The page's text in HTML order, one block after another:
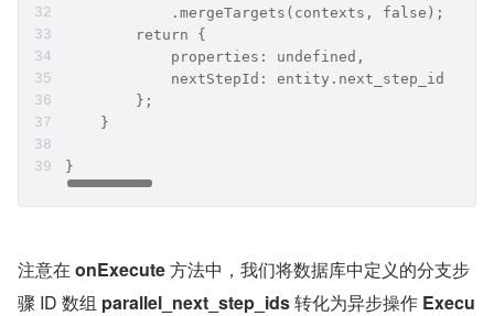
            .mergeTargets(contexts, false);
        return {
            properties: undefined,
            nextStepId: entity.next_step_id
        };
    }
}
注意在 onExecute 方法中，我们将数据库中定义的分支步
骤 ID 数组 parallel_next_step_ids 转化为异步操作 Execu